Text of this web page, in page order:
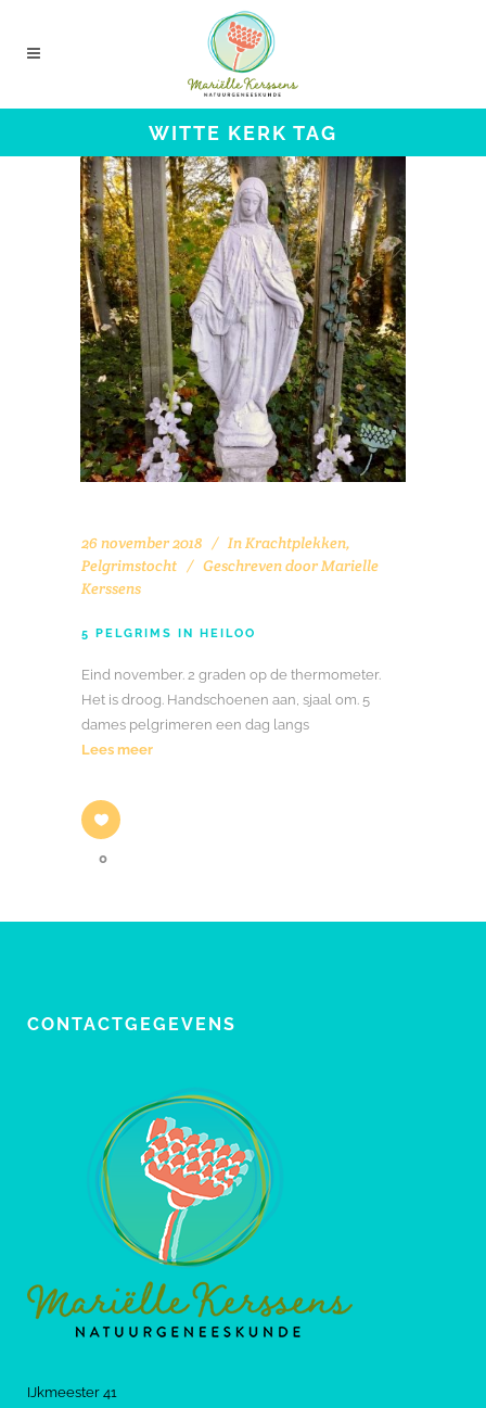
WITTE KERK TAG
26 november 2018 InKrachtplekken,
Pelgrimstocht
Geschreven doorMarielle
Kerssens
5 PELGRIMS IN HEILOO
Eind november. 2 graden op de thermometer.
Het is droog. Handschoenen aan, sjaal om. 5
dames pelgrimeren een dag langs
Lees meer
0
CONTACTGEGEVENS
IJkmeester 41